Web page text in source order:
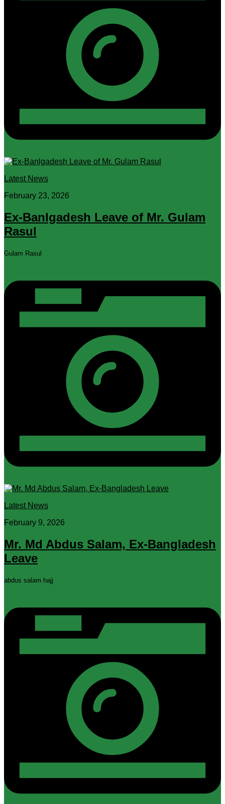
Latest News
February 23, 2026
Ex-Banlgadesh Leave of Mr. Gulam
Rasul
Gulam Rasul
Latest News
February 9, 2026
Mr. Md Abdus Salam, Ex-Bangladesh
Leave
abdus salam hajj